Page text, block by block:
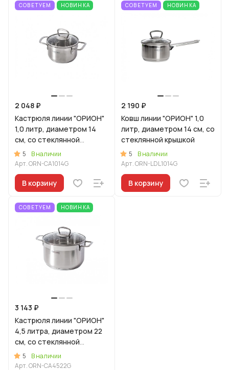
СОВЕТУЕМ НОВИНКА
2 048 ₽
Кастрюля линии "ОРИОН"
1,0 литр, диаметром 14
см, со стеклянной
крышкой
5
В наличии
Арт.ORN-CA1014G
В корзину
СОВЕТУЕМ НОВИНКА
2 190 ₽
Ковш линии "ОРИОН" 1,0
литр, диаметром 14 см, со
стеклянной крышкой
5
В наличии
Арт.ORN-LDL1014G
В корзину
СОВЕТУЕМ НОВИНКА
3 143 ₽
Кастрюля линии "ОРИОН"
4,5 литра, диаметром 22
см, со стеклянной
крышкой
5
В наличии
Арт.ORN-CA4522G